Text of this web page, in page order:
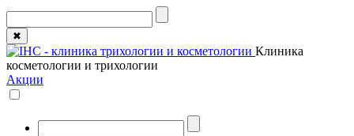
✖
Клиника
косметологии и трихологии
Акции